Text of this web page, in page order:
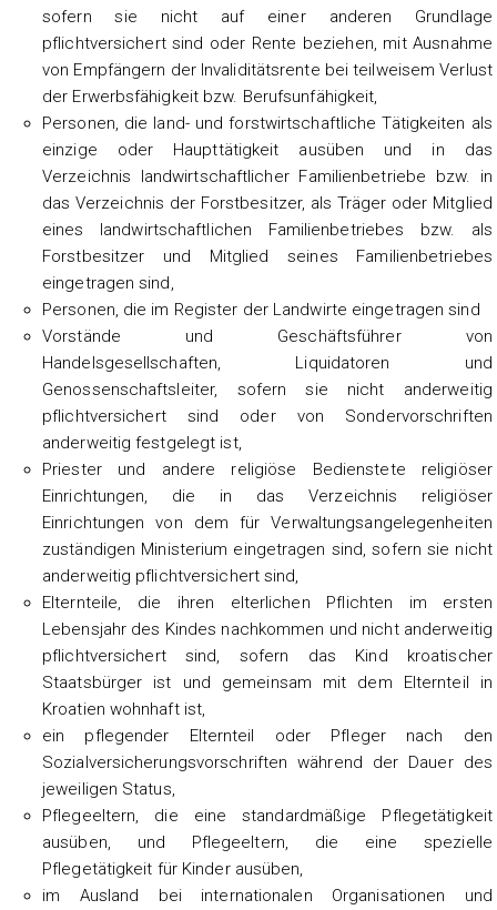
sofern sie nicht auf einer anderen Grundlage
pflichtversichert sind oder Rente beziehen, mit Ausnahme
von Empfängern der Invaliditätsrente bei teilweisem Verlust
der Erwerbsfähigkeit bzw. Berufsunfähigkeit,
Personen, die land- und forstwirtschaftliche Tätigkeiten als
einzige oder Haupttätigkeit ausüben und in das
Verzeichnis landwirtschaftlicher Familienbetriebe bzw. in
das Verzeichnis der Forstbesitzer, als Träger oder Mitglied
eines landwirtschaftlichen Familienbetriebes bzw. als
Forstbesitzer und Mitglied seines Familienbetriebes
eingetragen sind,
Personen, die im Register der Landwirte eingetragen sind
Vorstände und Geschäftsführer von
Handelsgesellschaften, Liquidatoren und
Genossenschaftsleiter, sofern sie nicht anderweitig
pflichtversichert sind oder von Sondervorschriften
anderweitig festgelegt ist,
Priester und andere religiöse Bedienstete religiöser
Einrichtungen, die in das Verzeichnis religiöser
Einrichtungen von dem für Verwaltungsangelegenheiten
zuständigen Ministerium eingetragen sind, sofern sie nicht
anderweitig pflichtversichert sind,
Elternteile, die ihren elterlichen Pflichten im ersten
Lebensjahr des Kindes nachkommen und nicht anderweitig
pflichtversichert sind, sofern das Kind kroatischer
Staatsbürger ist und gemeinsam mit dem Elternteil in
Kroatien wohnhaft ist,
ein pflegender Elternteil oder Pfleger nach den
Sozialversicherungsvorschriften während der Dauer des
jeweiligen Status,
Pflegeeltern, die eine standardmäßige Pflegetätigkeit
ausüben, und Pflegeeltern, die eine spezielle
Pflegetätigkeit für Kinder ausüben,
im Ausland bei internationalen Organisationen und